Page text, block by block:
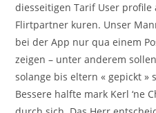
diesseitigen Tarif User
Flirtpartner kuren. Unser
bei der App nur qua einem
zeigen – unter anderem
solange bis eltern « gepickt »
Bessere halfte mark Kerl ‘ne